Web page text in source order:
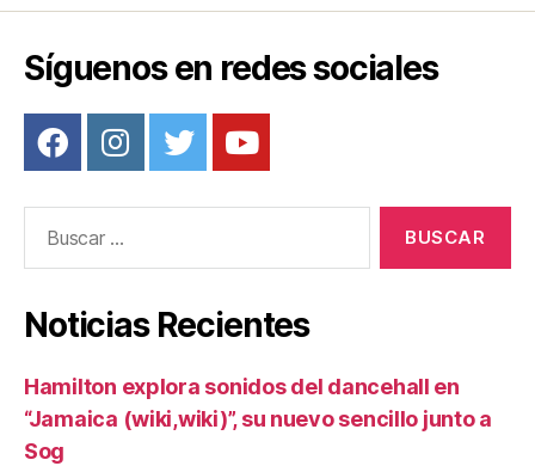
Síguenos en redes sociales
Noticias Recientes
Hamilton explora sonidos del dancehall en
“Jamaica (wiki,wiki)”, su nuevo sencillo junto a
Sog